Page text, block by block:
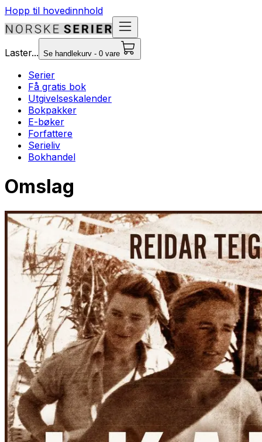
Hopp til hovedinnhold
Laster... Se handlekurv - 0 vare
Serier
Få gratis bok
Utgivelseskalender
Bokpakker
E-bøker
Forfattere
Serieliv
Bokhandel
Omslag